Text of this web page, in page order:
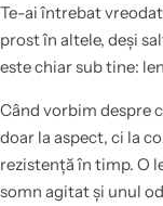
Te-ai întrebat
prost în altele, deși
este chiar sub tine:
Când vorbim despre
doar la aspect, ci la
rezistență în timp. O
somn agitat și unul